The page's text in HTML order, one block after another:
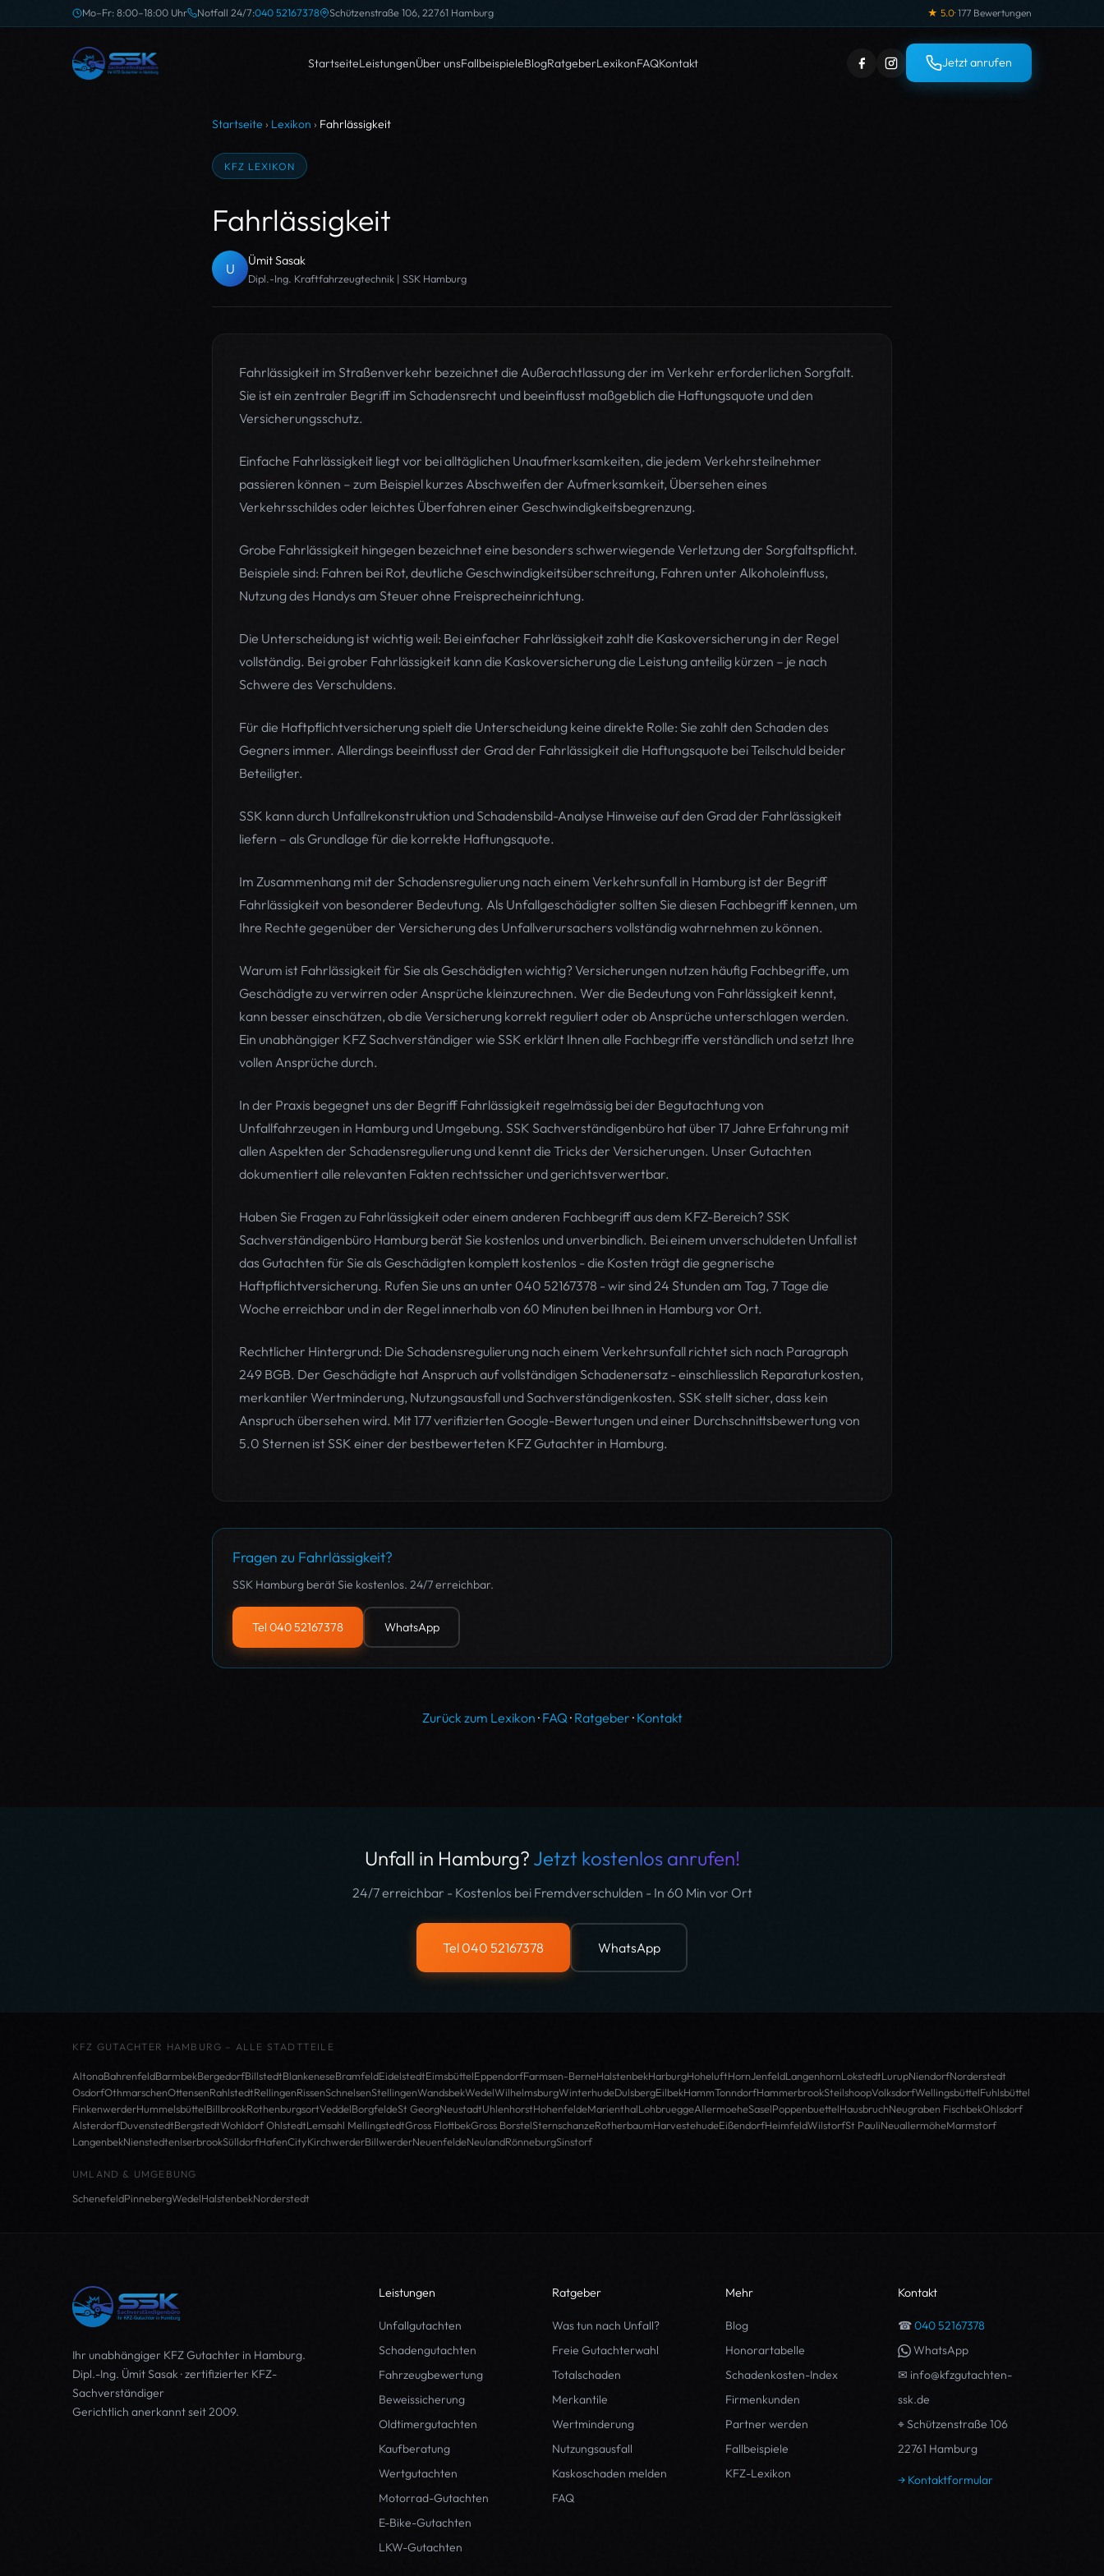
Mo–Fr: 8:00–18:00 Uhr Notfall 24/7:040 52167378 Schützenstraße 106, 22761 Hamburg ★ 5.0· 177 Bewertungen
StartseiteLeistungenÜber unsFallbeispieleBlogRatgeberLexikonFAQKontakt Jetzt anrufen
Startseite › Lexikon › Fahrlässigkeit
KFZ LEXIKON
Fahrlässigkeit
U Ümit Sasak
Dipl.-Ing. Kraftfahrzeugtechnik | SSK Hamburg
Fahrlässigkeit im Straßenverkehr bezeichnet die Außerachtlassung der im Verkehr erforderlichen Sorgfalt.
Sie ist ein zentraler Begriff im Schadensrecht und beeinflusst maßgeblich die Haftungsquote und den
Versicherungsschutz.
Einfache Fahrlässigkeit liegt vor bei alltäglichen Unaufmerksamkeiten, die jedem Verkehrsteilnehmer
passieren können – zum Beispiel kurzes Abschweifen der Aufmerksamkeit, Übersehen eines
Verkehrsschildes oder leichtes Überfahren einer Geschwindigkeitsbegrenzung.
Grobe Fahrlässigkeit hingegen bezeichnet eine besonders schwerwiegende Verletzung der Sorgfaltspflicht.
Beispiele sind: Fahren bei Rot, deutliche Geschwindigkeitsüberschreitung, Fahren unter Alkoholeinfluss,
Nutzung des Handys am Steuer ohne Freisprecheinrichtung.
Die Unterscheidung ist wichtig weil: Bei einfacher Fahrlässigkeit zahlt die Kaskoversicherung in der Regel
vollständig. Bei grober Fahrlässigkeit kann die Kaskoversicherung die Leistung anteilig kürzen – je nach
Schwere des Verschuldens.
Für die Haftpflichtversicherung spielt die Unterscheidung keine direkte Rolle: Sie zahlt den Schaden des
Gegners immer. Allerdings beeinflusst der Grad der Fahrlässigkeit die Haftungsquote bei Teilschuld beider
Beteiligter.
SSK kann durch Unfallrekonstruktion und Schadensbild-Analyse Hinweise auf den Grad der Fahrlässigkeit
liefern – als Grundlage für die korrekte Haftungsquote.
Im Zusammenhang mit der Schadensregulierung nach einem Verkehrsunfall in Hamburg ist der Begriff
Fahrlässigkeit von besonderer Bedeutung. Als Unfallgeschädigter sollten Sie diesen Fachbegriff kennen, um
Ihre Rechte gegenüber der Versicherung des Unfallverursachers vollständig wahrnehmen zu können.
Warum ist Fahrlässigkeit für Sie als Geschädigten wichtig? Versicherungen nutzen häufig Fachbegriffe, um
Geschädigte zu verwirren oder Ansprüche kleinzurechnen. Wer die Bedeutung von Fahrlässigkeit kennt,
kann besser einschätzen, ob die Versicherung korrekt reguliert oder ob Ansprüche unterschlagen werden.
Ein unabhängiger KFZ Sachverständiger wie SSK erklärt Ihnen alle Fachbegriffe verständlich und setzt Ihre
vollen Ansprüche durch.
In der Praxis begegnet uns der Begriff Fahrlässigkeit regelmässig bei der Begutachtung von
Unfallfahrzeugen in Hamburg und Umgebung. SSK Sachverständigenbüro hat über 17 Jahre Erfahrung mit
allen Aspekten der Schadensregulierung und kennt die Tricks der Versicherungen. Unser Gutachten
dokumentiert alle relevanten Fakten rechtssicher und gerichtsverwertbar.
Haben Sie Fragen zu Fahrlässigkeit oder einem anderen Fachbegriff aus dem KFZ-Bereich? SSK
Sachverständigenbüro Hamburg berät Sie kostenlos und unverbindlich. Bei einem unverschuldeten Unfall ist
das Gutachten für Sie als Geschädigten komplett kostenlos - die Kosten trägt die gegnerische
Haftpflichtversicherung. Rufen Sie uns an unter 040 52167378 - wir sind 24 Stunden am Tag, 7 Tage die
Woche erreichbar und in der Regel innerhalb von 60 Minuten bei Ihnen in Hamburg vor Ort.
Rechtlicher Hintergrund: Die Schadensregulierung nach einem Verkehrsunfall richtet sich nach Paragraph
249 BGB. Der Geschädigte hat Anspruch auf vollständigen Schadenersatz - einschliesslich Reparaturkosten,
merkantiler Wertminderung, Nutzungsausfall und Sachverständigenkosten. SSK stellt sicher, dass kein
Anspruch übersehen wird. Mit 177 verifizierten Google-Bewertungen und einer Durchschnittsbewertung von
5.0 Sternen ist SSK einer der bestbewerteten KFZ Gutachter in Hamburg.
Fragen zu Fahrlässigkeit?
SSK Hamburg berät Sie kostenlos. 24/7 erreichbar.
Tel 040 52167378 WhatsApp
Zurück zum Lexikon · FAQ· Ratgeber · Kontakt
Unfall in Hamburg? Jetzt kostenlos anrufen!
24/7 erreichbar - Kostenlos bei Fremdverschulden - In 60 Min vor Ort
Tel 040 52167378 WhatsApp
KFZ GUTACHTER HAMBURG – ALLE STADTTEILE
AltonaBahrenfeldBarmbekBergedorfBillstedtBlankeneseBramfeldEidelstedtEimsbüttelEppendorfFarmsen-BerneHalstenbekHarburgHoheluftHornJenfeldLangenhornLokstedtLurupNiendorfNorderstedt
OsdorfOthmarschenOttensenRahlstedtRellingenRissenSchnelsenStellingenWandsbekWedelWilhelmsburgWinterhudeDulsbergEilbekHammTonndorfHammerbrookSteilshoopVolksdorfWellingsbüttelFuhlsbüttel
FinkenwerderHummelsbüttelBillbrookRothenburgsortVeddelBorgfeldeSt GeorgNeustadtUhlenhorstHohenfeldeMarienthalLohbrueggeAllermoeheSaselPoppenbuettelHausbruchNeugraben FischbekOhlsdorf
AlsterdorfDuvenstedtBergstedtWohldorf OhlstedtLemsahl MellingstedtGross FlottbekGross BorstelSternschanzeRotherbaumHarvestehudeEißendorfHeimfeldWilstorfSt PauliNeuallermöheMarmstorf
LangenbekNienstedtenIserbrookSülldorfHafenCityKirchwerderBillwerderNeuenfeldeNeulandRönneburgSinstorf
UMLAND & UMGEBUNG
SchenefeldPinnebergWedelHalstenbekNorderstedt
Ihr unabhängiger KFZ Gutachter in Hamburg.
Dipl.-Ing. Ümit Sasak · zertifizierter KFZ-
Sachverständiger
Gerichtlich anerkannt seit 2009.
Leistungen
Unfallgutachten
Schadengutachten
Fahrzeugbewertung
Beweissicherung
Oldtimergutachten
Kaufberatung
Wertgutachten
Motorrad-Gutachten
E-Bike-Gutachten
LKW-Gutachten
Ratgeber
Was tun nach Unfall?
Freie Gutachterwahl
Totalschaden
Merkantile
Wertminderung
Nutzungsausfall
Kaskoschaden melden
FAQ
Mehr
Blog
Honorartabelle
Schadenkosten-Index
Firmenkunden
Partner werden
Fallbeispiele
KFZ-Lexikon
Kontakt
☎040 52167378
WhatsApp
✉ info@kfzgutachten-
ssk.de
⌖ Schützenstraße 106
22761 Hamburg
→ Kontaktformular